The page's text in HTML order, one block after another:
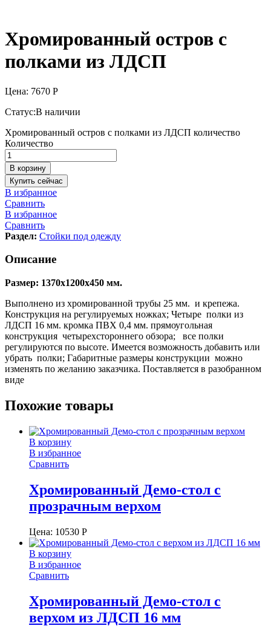
Хромированный остров с
полками из ЛДСП
Цена: 7670 Р
Статус:В наличии
Хромированный остров с полками из ЛДСП количество
Количество
В корзину
Купить сейчас
В избранное
Сравнить
В избранное
Сравнить
Раздел: Стойки под одежду
Описание
Размер: 1370х1200х450 мм.
Выполнено из хромированной трубы 25 мм. и крепежа.
Конструкция на регулируемых ножках; Четыре полки из
ЛДСП 16 мм. кромка ПВХ 0,4 мм. прямоугольная
конструкция четырехстороннего обзора; все полки
регулируются по высоте. Имеется возможность добавить или
убрать полки; Габаритные размеры конструкции можно
изменять по желанию заказчика. Поставляется в разобранном
виде
Похожие товары
В корзину
В избранное
Сравнить
Хромированный Демо-стол с
прозрачным верхом
Цена: 10530 Р
В корзину
В избранное
Сравнить
Хромированный Демо-стол с
верхом из ЛДСП 16 мм